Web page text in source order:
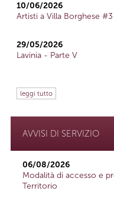
10/06/2026
Artisti a Villa Borghese #3
29/05/2026
Lavinia - Parte V
leggi tutto
AVVISI DI SERVIZIO
06/08/2026
Modalità di accesso e
Territorio